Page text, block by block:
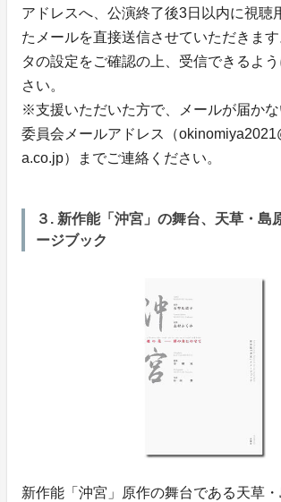
アドレスへ、公演終了後3日以内に視聴
たメールを直接送信させていただきま
タの設定をご確認の上、受信できるよ
さい。
※支援いただいた方で、メールが届か
委員会メールアドレス（
a.co.jp）までご連絡ください。
３. 新作能「沖宮」の舞台、天草・島
ージブック
新作能「沖宮」原作の舞台である天草・